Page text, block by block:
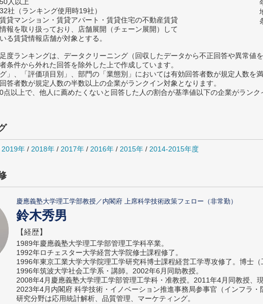
32社（ランキング使用時19社）
賃貸マンション・賃貸アパート・賃貸住宅の不動産賃貸
情報を取り扱っており、店舗展開（チェーン展開）して
いる賃貸情報店舗が対象とする。
度ランキングは、データクリーニング（回収したデータから不正回答や異常値を
条件から外れた回答を除外した上で作成しています。
」、「評価項目別」、部門の「業態別」においては有効回答者数が規定人数を
答者数が規定人数の半数以上の企業がランクイン対象となります。
以上で、他人に薦めたくないと回答した人の割合が基準値以下の企業がランク
2019年 / 2018年 / 2017年 / 2016年 / 2015年 / 2014-2015年度
慶應義塾大学理工学部教授／内閣府 上席科学技術政策フェロー（非常勤）
鈴木秀男
【経歴】
1989年慶應義塾大学理工学部管理工学科卒業。
1992年ロチェスター大学経営大学院修士課程修了。
1996年東京工業大学大学院理工学研究科博士課程経営工学専攻修了。博士（
1996年筑波大学社会工学系・講師。2002年6月同助教授。
2008年4月慶應義塾大学理工学部管理工学科・准教授。2011年4月同教授、現
2023年4月内閣府 科学技術・イノベーション推進事務局参事官（インフラ・
研究分野は応用統計解析、品質管理、マーケティング。